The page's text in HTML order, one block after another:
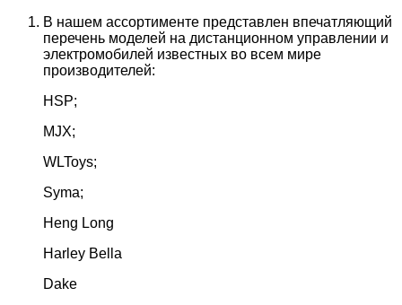
В нашем ассортименте представлен впечатляющий
перечень моделей на дистанционном управлении и
электромобилей известных во всем мире
производителей:
HSP;
MJX;
WLToys;
Syma;
Heng Long
Harley Bella
Dake